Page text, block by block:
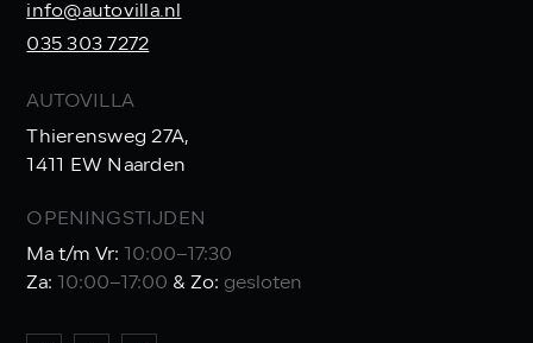
info@autovilla.nl
035 303 7272
AUTOVILLA
Thierensweg 27A,
1411 EW Naarden
OPENINGSTIJDEN
Ma t/m Vr:
10:00–17:30
Za:
10:00–17:00 & Zo: gesloten